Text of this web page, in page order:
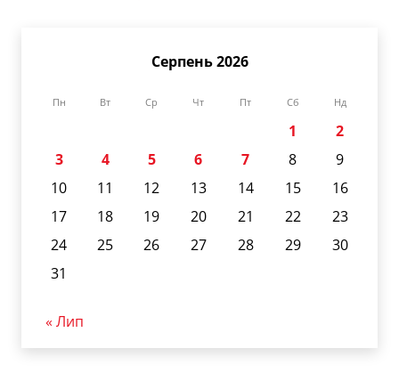
Серпень 2026
Пн Вт Ср Чт Пт Сб Нд
1
2
3
4 5 6 7 8
9
10
11 12 13 14 15
16
17
18 19 20 21 22
23
24
25 26 27 28 29
30
31
« Лип